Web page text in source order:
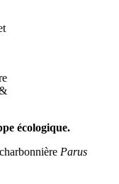
écologique.
Parus